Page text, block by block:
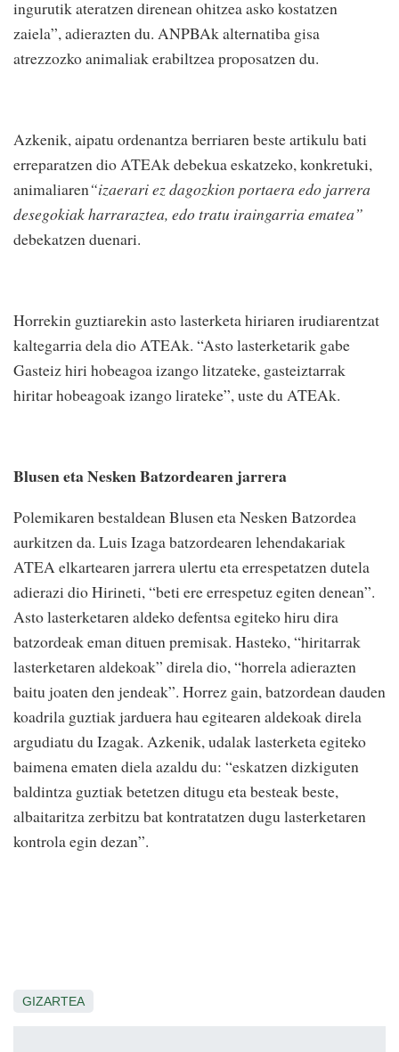
ingurutik ateratzen direnean ohitzea asko kostatzen
zaiela”, adierazten du. ANPBAk alternatiba gisa
atrezzozko animaliak erabiltzea proposatzen du.
Azkenik, aipatu ordenantza berriaren beste artikulu bati
erreparatzen dio ATEAk debekua eskatzeko, konkretuki,
animaliaren“izaerari ez dagozkion portaera edo jarrera
desegokiak harraraztea, edo tratu iraingarria ematea”
debekatzen duenari.
Horrekin guztiarekin asto lasterketa hiriaren irudiarentzat
kaltegarria dela dio ATEAk. “Asto lasterketarik gabe
Gasteiz hiri hobeagoa izango litzateke, gasteiztarrak
hiritar hobeagoak izango lirateke”, uste du ATEAk.
Blusen eta Nesken Batzordearen jarrera
Polemikaren bestaldean Blusen eta Nesken Batzordea
aurkitzen da. Luis Izaga batzordearen lehendakariak
ATEA elkartearen jarrera ulertu eta errespetatzen dutela
adierazi dio Hirineti, “beti ere errespetuz egiten denean”.
Asto lasterketaren aldeko defentsa egiteko hiru dira
batzordeak eman dituen premisak. Hasteko, “hiritarrak
lasterketaren aldekoak” direla dio, “horrela adierazten
baitu joaten den jendeak”. Horrez gain, batzordean dauden
koadrila guztiak jarduera hau egitearen aldekoak direla
argudiatu du Izagak. Azkenik, udalak lasterketa egiteko
baimena ematen diela azaldu du: “eskatzen dizkiguten
baldintza guztiak betetzen ditugu eta besteak beste,
albaitaritza zerbitzu bat kontratatzen dugu lasterketaren
kontrola egin dezan”.
GIZARTEA